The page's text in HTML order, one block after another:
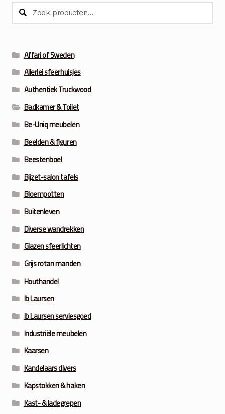
Zoeken
naar:
Zoeken
Affari of Sweden
Allerlei sfeerhuisjes
Authentiek Truckwood
Badkamer & Toilet
Be-Uniq meubelen
Beelden & figuren
Beestenboel
Bijzet-salon tafels
Bloempotten
Buitenleven
Diverse wandrekken
Glazen sfeerlichten
Grijs rotan manden
Houthandel
Ib Laursen
Ib Laursen serviesgoed
Industriële meubelen
Kaarsen
Kandelaars divers
Kapstokken & haken
Kast- & ladegrepen